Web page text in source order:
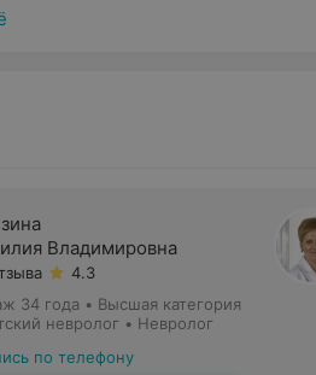
не только от квалификации
сознания;
Владимировна
4.3
34 года • Высшая категория
невролог • Невролог
по телефону